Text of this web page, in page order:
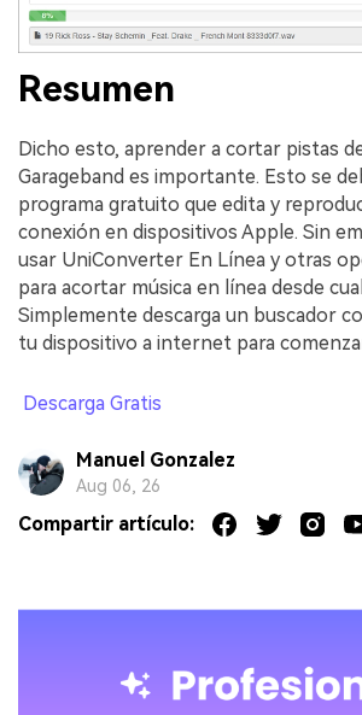
Resumen
Dicho esto, aprender a cortar pistas
Garageband es importante. Esto se
programa gratuito que edita y
conexión en dispositivos Apple. Sin
usar UniConverter En Línea y otras
para acortar música en línea desde
Simplemente descarga un buscador
tu dispositivo a internet para
Descarga Gratis
Manuel Gonzalez
Aug 06, 26
Compartir artículo: